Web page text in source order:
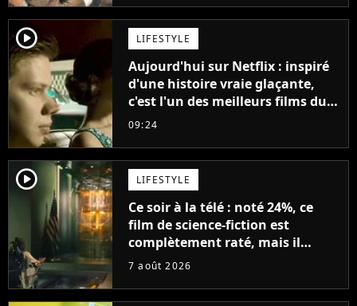
décennies"
player2 LIFESTYLE
Aujourd'hui sur Netflix : inspiré
d'une histoire vraie glaçante,
c'est l'un des meilleurs films du
21ème siècle
09:24
player2 LIFESTYLE
Ce soir à la télé : noté 24%, ce
film de science-fiction est
complètement raté, mais il
aurait pu être encore pire à
7 août 2026